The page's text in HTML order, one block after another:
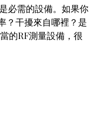
必需的設備。如果你
？干擾來自哪裡？是
的RF測量設備，很